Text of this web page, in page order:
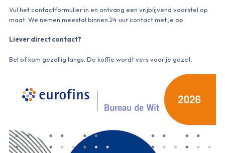
Vul het contactformulier in en ontvang een vrijblijvend voorstel op
maat. We nemen meestal binnen 24 uur contact met je op.
Liever direct contact?
Bel of kom gezellig langs. De koffie wordt vers voor je gezet.